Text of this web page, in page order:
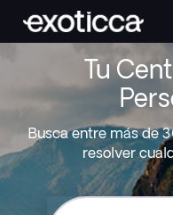
Tu
Busca entre más de
resolver